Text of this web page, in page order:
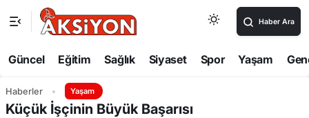
Haber Ara
Güncel Eğitim Sağlık Siyaset Spor Yaşam
Haberler Yaşam
Küçük İşçinin Büyük Başarısı